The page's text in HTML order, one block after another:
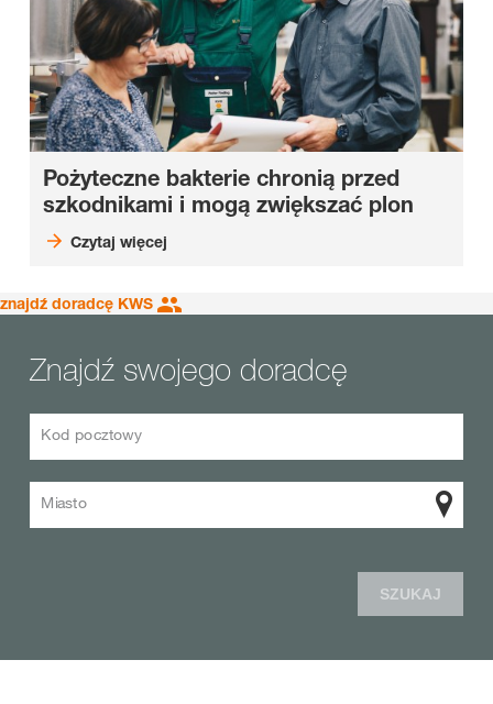
Pożyteczne bakterie chronią przed
szkodnikami i mogą zwiększać plon
Czytaj więcej
znajdź doradcę KWS
Znajdź swojego doradcę
Kod pocztowy
Miasto
SZUKAJ